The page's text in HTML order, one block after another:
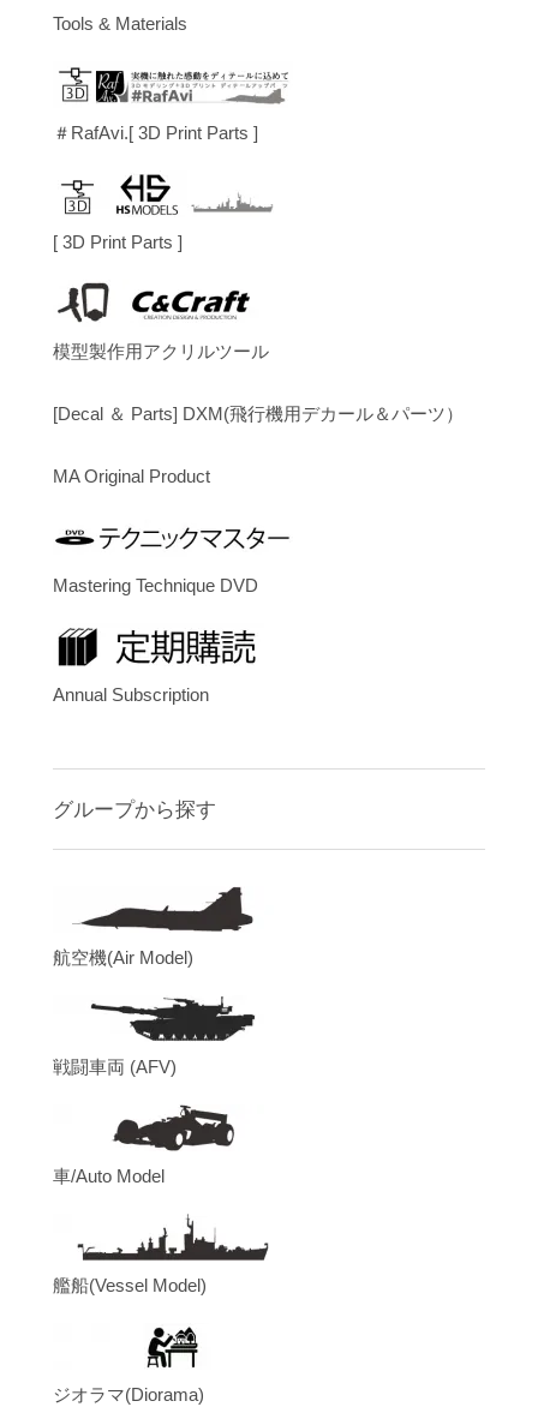
Tools & Materials
＃RafAvi.[ 3D Print Parts ]
[ 3D Print Parts ]
模型製作用アクリルツール
[Decal ＆ Parts] DXM(飛行機用デカール＆パーツ）
MA Original Product
Mastering Technique DVD
Annual Subscription
グループから探す
航空機(Air Model)
戦闘車両 (AFV)
車/Auto Model
艦船(Vessel Model)
ジオラマ(Diorama)